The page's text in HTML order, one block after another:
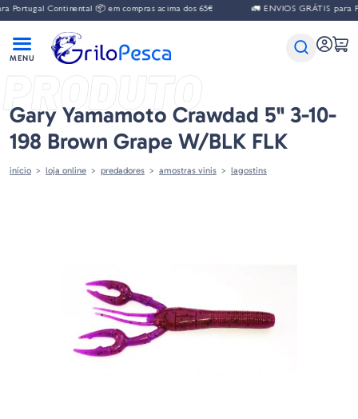
Continental 📦 em compras acima dos 65€ 🚛 ENVIOS GRÁTIS para
PRODUTO
Gary Yamamoto Crawdad 5" 3-10-
198 Brown Grape W/BLK FLK
início loja online predadores amostras vinis lagostins